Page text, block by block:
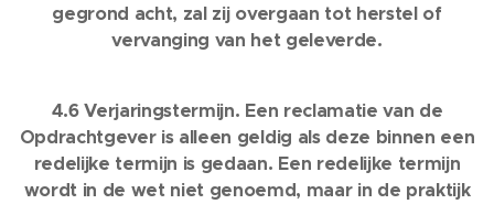
gegrond acht, zal zij overgaan tot herstel of
vervanging van het geleverde.
4.6 Verjaringstermijn. Een reclamatie van de
Opdrachtgever is alleen geldig als deze binnen een
redelijke termijn is gedaan. Een redelijke termijn
wordt in de wet niet genoemd, maar in de praktijk